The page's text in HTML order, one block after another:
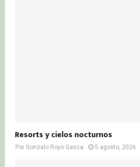
Resorts y cielos nocturnos
Por Gonzalo Royo Gasca 5 agosto, 2026